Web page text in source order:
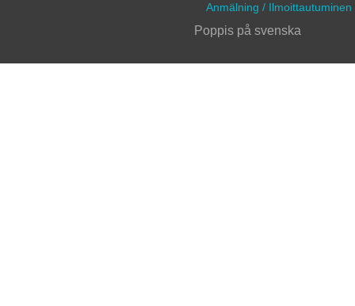
Anmälning / Ilmoittautuminen
Poppis på svenska